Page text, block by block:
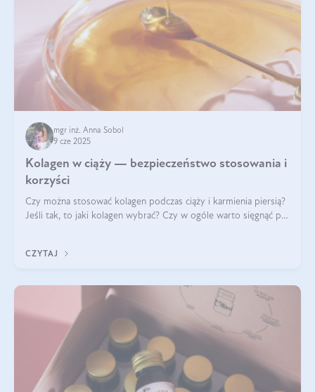
mgr inż. Anna Sobol
9 cze 2025
Kolagen w ciąży — bezpieczeństwo stosowania i
korzyści
Czy można stosować kolagen podczas ciąży i karmienia piersią?
Jeśli tak, to jaki kolagen wybrać? Czy w ogóle warto sięgnąć po
CZYTAJ